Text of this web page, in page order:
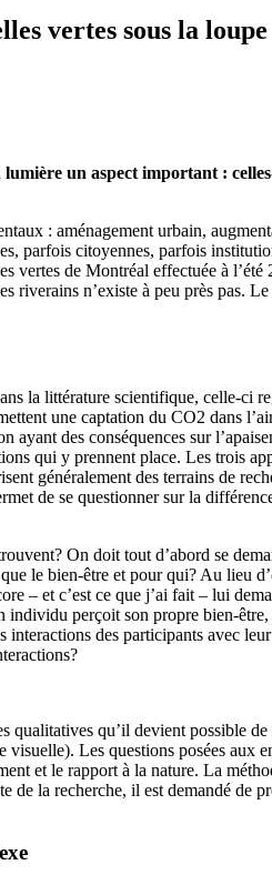
vertes sous la loupe
un aspect important :
: aménagement urbain,
parfois citoyennes, parfois
de Montréal effectuée à
riverains n’existe à peu près pas.
la littérature scientifique, celle-ci
une captation du CO2 dans
des conséquences sur
qui y prennent place. Les trois
généralement des terrains de
de se questionner sur la
On doit tout d’abord se
le bien-être et pour qui? Au
– et c’est ce que j’ai fait – lui
perçoit son propre bien-
des participants avec
qualitatives qu’il devient possible
Les questions posées aux
et le rapport à la nature. La
la recherche, il est demandé de